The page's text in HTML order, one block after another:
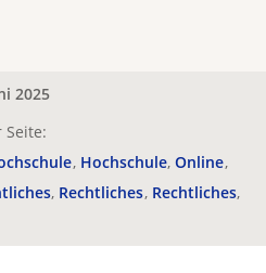
2025
Hochschule Online
Rechtliches Rechtliches